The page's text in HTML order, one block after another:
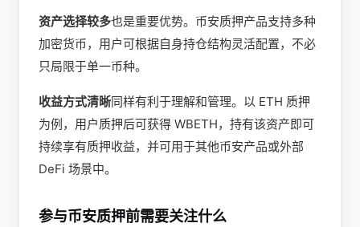
资产选择较多也是重要优势。币安质押产品支持多种
加密货币，用户可根据自身持仓结构灵活配置，不必
只局限于单一币种。
收益方式清晰同样有利于理解和管理。以 ETH 质押
为例，用户质押后可获得 WBETH，持有该资产即可
持续享有质押收益，并可用于其他币安产品或外部
DeFi 场景中。
参与币安质押前需要关注什么